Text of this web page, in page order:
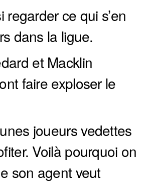
regarder ce qui s’en
dans la ligue.
et Macklin
faire exploser le
joueurs vedettes
Voilà pourquoi on
son agent veut